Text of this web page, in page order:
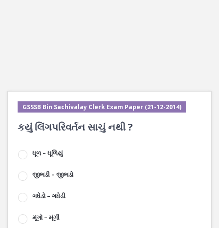
GSSSB Bin Sachivalay Clerk Exam Paper (21-12-2014)
કયું લિંગપરિવર્તન સાચું નથી ?
ધૂળ – ધૂળિયું
જીભડી – જીભડો
ગધેડો – ગધેડી
મૂંગો – મૂંગી